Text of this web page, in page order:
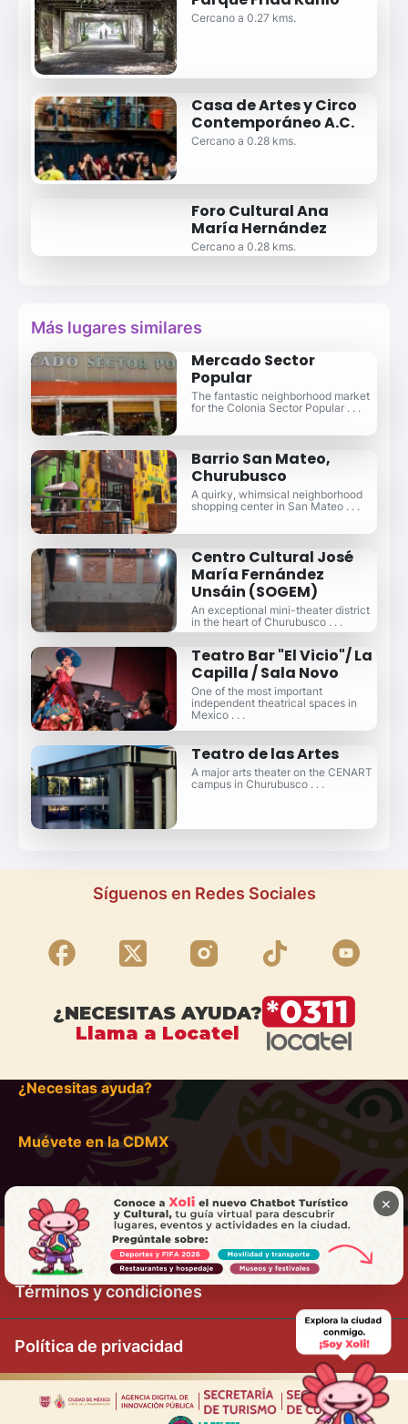
Cercano a 0.27 kms.
Casa de Artes y Circo
Contemporáneo A.C.
Cercano a 0.28 kms.
Foro Cultural Ana
María Hernández
Cercano a 0.28 kms.
Más lugares similares
Mercado Sector
Popular
The fantastic neighborhood market
for the Colonia Sector Popular . . .
Barrio San Mateo,
Churubusco
A quirky, whimsical neighborhood
shopping center in San Mateo . . .
Centro Cultural José
María Fernández
Unsáin (SOGEM)
An exceptional mini-theater district
in the heart of Churubusco . . .
Teatro Bar "El Vicio"/ La
Capilla / Sala Novo
One of the most important
independent theatrical spaces in
Mexico . . .
Teatro de las Artes
A major arts theater on the CENART
campus in Churubusco . . .
Síguenos en Redes Sociales
¿NECESITAS AYUDA?
Llama a Locatel
¿Necesitas ayuda?
Muévete en la CDMX
Términos y condiciones
Política de privacidad
|
×